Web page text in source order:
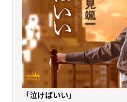
「泣けばいい」